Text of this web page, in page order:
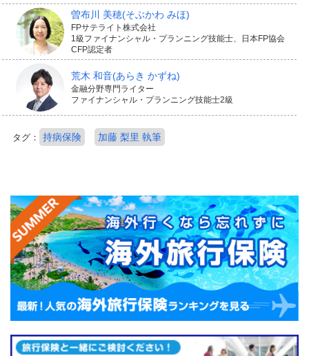
曽布川 美穂(そぶかわ みほ)
FPサテライト株式会社
1級ファイナンシャル・プランニング技能士、日本FP協会
CFP認定者
荒木 和音(あらき かずね)
金融分野専門ライター
ファイナンシャル・プランニング技能士2級
タグ： 持病保険 加藤 梨里 執筆